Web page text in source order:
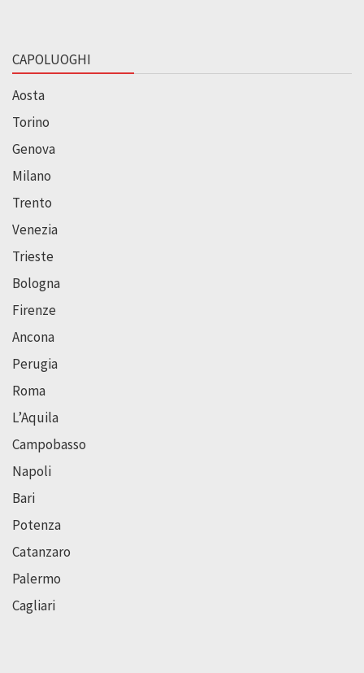
CAPOLUOGHI
Aosta
Torino
Genova
Milano
Trento
Venezia
Trieste
Bologna
Firenze
Ancona
Perugia
Roma
L’Aquila
Campobasso
Napoli
Bari
Potenza
Catanzaro
Palermo
Cagliari